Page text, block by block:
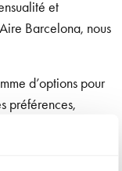
et
Barcelona, nous
d’options pour
préférences,
catalogue. Toutes